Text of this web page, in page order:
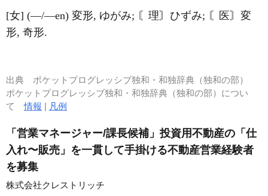
[女] (―/―en) 変形, ゆがみ; 〘理〙ひずみ; 〘医〙変
形, 奇形.
出典 ポケットプログレッシブ独和・和独辞典（独和の部）
ポケットプログレッシブ独和・和独辞典（独和の部）につい
て情報 | 凡例
「営業マネージャー/課長候補」投資用不動産の「仕
入れ〜販売」を一貫して手掛ける不動産営業経験者
を募集
株式会社クレストリッチ